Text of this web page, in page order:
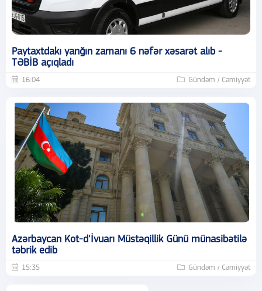
Paytaxtdakı yanğın zamanı 6 nəfər xəsarət alıb -
TƏBİB açıqladı
16:04 Gündəm / Cəmiyyət
Azərbaycan Kot-d'İvuarı Müstəqillik Günü münasibətilə
təbrik edib
15:35 Gündəm / Cəmiyyət